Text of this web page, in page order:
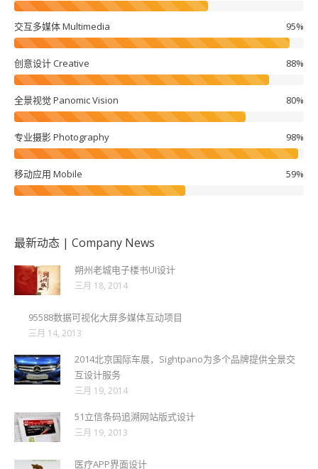
交互多媒体 Multimedia 95%
创意设计 Creative 88%
全景视觉 Panomic Vision 80%
专业摄影 Photography 98%
移动应用 Mobile 59%
最新动态 | Company News
朔州老城电子楼书UI设计
三月 18, 2014
95588数据可视化大屏多媒体互动项目
三月 14, 2013
2014北京国际车展，Sightpano为多个品牌提供全景交
互设计服务
三月 19, 2014
51立信条码追溯网站版式设计
三月 19, 2013
医疗APP界面设计